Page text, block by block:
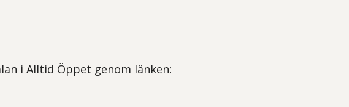
i Alltid Öppet genom länken: